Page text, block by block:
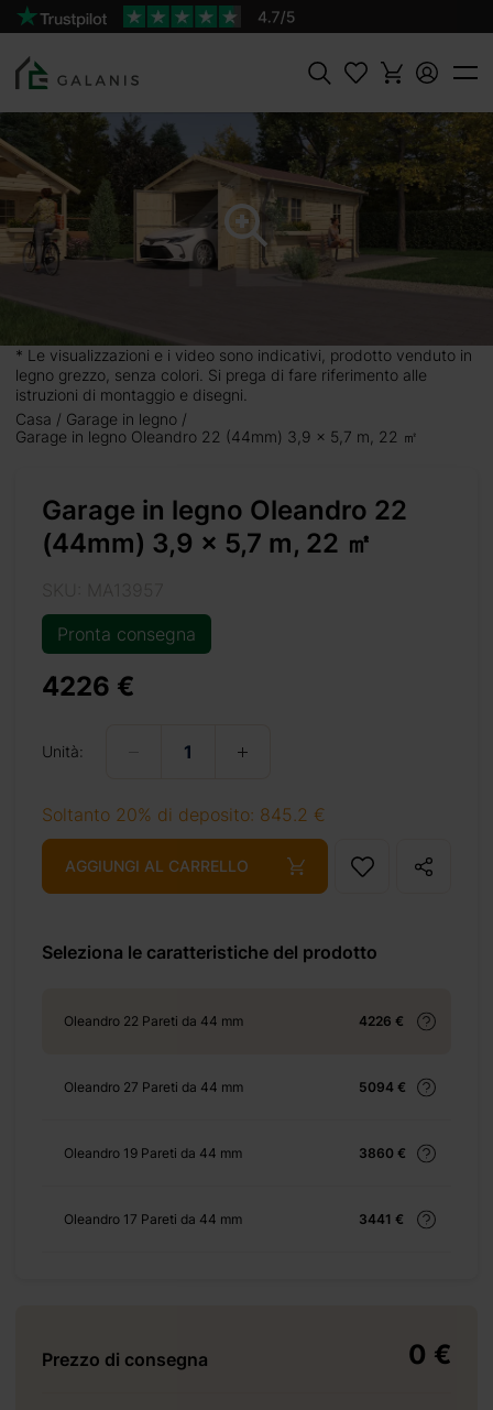
Cercare
* Le visualizzazioni e i video sono indicativi, prodotto venduto in
legno grezzo, senza colori. Si prega di fare riferimento alle
istruzioni di montaggio e disegni.
Casa
Garage in legno
Garage in legno Oleandro 22 (44mm) 3,9 x 5,7 m, 22 ㎡
Garage in legno Oleandro 22
(44mm) 3,9 x 5,7 m, 22 ㎡
Pronta consegna
4226 €
Unità:
Soltanto 20% di deposito: 845.2 €
AGGIUNGI AL CARRELLO
Seleziona le caratteristiche del prodotto
Oleandro 22 Pareti da 44 mm 4226 €
Oleandro 27 Pareti da 44 mm 5094 €
Oleandro 19 Pareti da 44 mm 3860 €
Oleandro 17 Pareti da 44 mm 3441 €
Prezzo di consegna 0 €
Prodotto:
Oleandro 22 Pareti da 44 mm
4226 €
o
o
69 €